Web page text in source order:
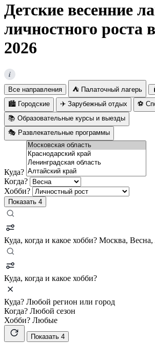
Детские весенние
личностного роста
2026
i
Все направления ⛺ Палаточный лагерь
🏙️ Городские
✈️ Зарубежный отдых
⚽
📚 Образовательные курсы и выезды
🎭 Развлекательные программы
Куда?
Когда?
Хобби?
Показать 4
Куда, когда и какое хобби? Москва,
Куда, когда и какое хобби?
Куда? Любой регион или город
Когда? Любой сезон
Хобби? Любые
Показать 4